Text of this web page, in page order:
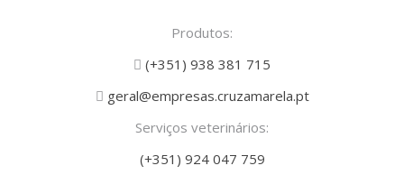
Produtos:
(+351) 938 381 715
geral@empresas.cruzamarela.pt
Serviços veterinários:
(+351) 924 047 759